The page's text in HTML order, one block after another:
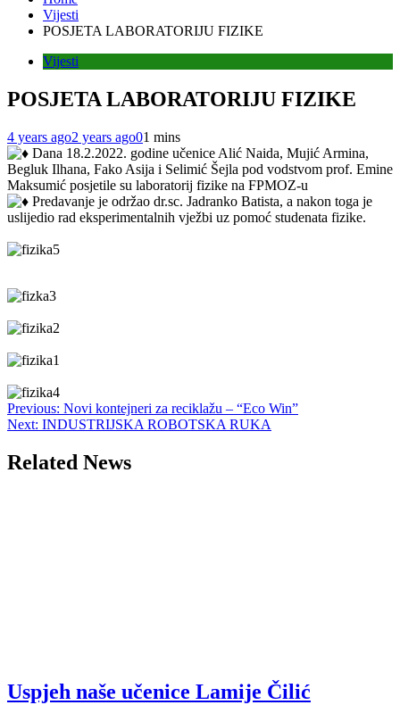
Vijesti
POSJETA LABORATORIJU FIZIKE
Vijesti
POSJETA LABORATORIJU FIZIKE
4 years ago2 years ago01 mins
Dana 18.2.2022. godine učenice Alić Naida, Mujić Armina,
Begluk Ilhana, Fako Asija i Selimić Šejla pod vodstvom prof. Emine
Maksumić posjetile su laboratorij fizike na FPMOZ-u
Predavanje je održao dr.sc. Jadranko Batista, a nakon toga je
uslijedio rad eksperimentalnih vježbi uz pomoć studenata fizike.
Post
navigation
Previous: Novi kontejneri za reciklažu – “Eco Win”
Next: INDUSTRIJSKA ROBOTSKA RUKA
Related News
Uspjeh naše učenice Lamije Čilić